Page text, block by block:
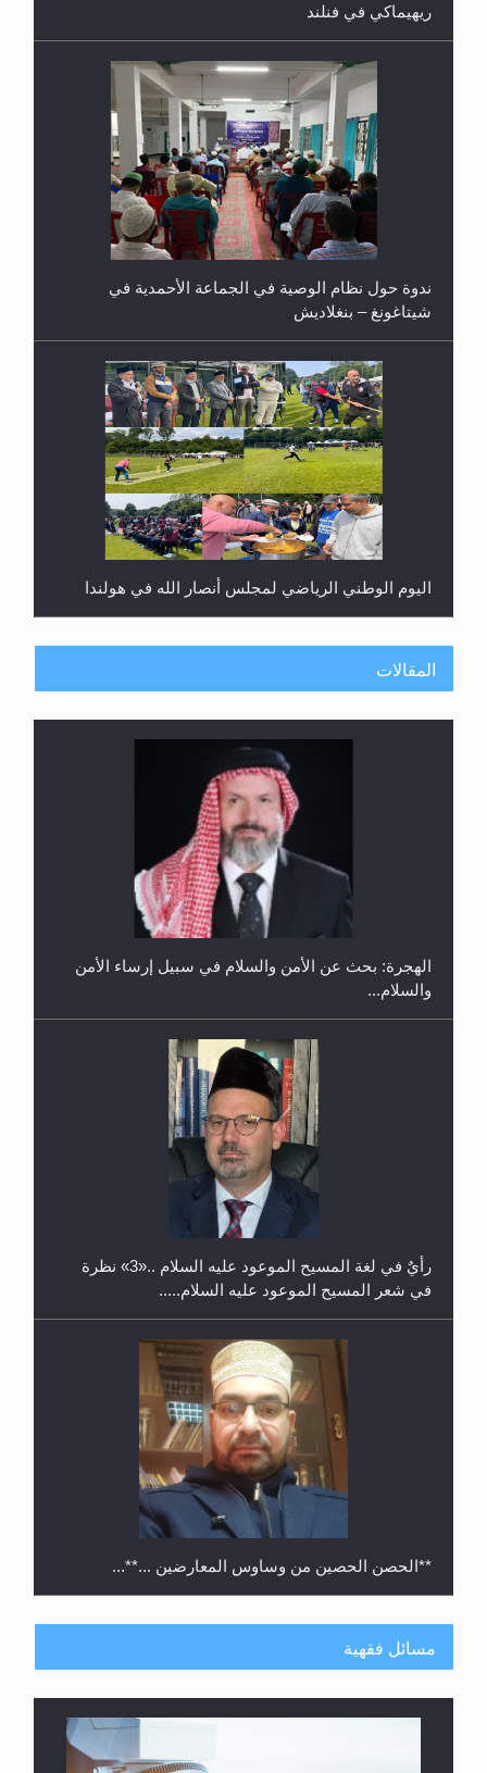
ندوة حول نظام الوصية في الجماعة الأحمدية في
شيتاغونغ – بنغلاديش
اليوم الوطني الرياضي لمجلس أنصار الله في هولندا
إتمام حفظ القرآن الكريم لثلاثة طلاب من مدرسة الحفظ
حفل توزيع الشهادات في الجامعة الأحمدية بنيجيريا لعام
المقالات
الهجرة: بحث عن الأمن والسلام في سبيل إرساء الأمن
والسلام...
في شعر المسيح الموعود عليه السلام.....
**الحصن الحصين من وساوس المعارضين ...**...
مسائل فقهية